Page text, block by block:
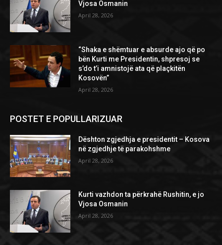
Vjosa Osmanin
April 28, 2026
“Shaka e shëmtuar e absurde ajo që po
bën Kurti me Presidentin, shpresoj se
s’do t’i amnistojë ata që plaçkitën
Kosovën”
April 28, 2026
POSTET E POPULLARIZUAR
Dështon zgjedhja e presidentit – Kosova
në zgjedhje të parakohshme
April 28, 2026
Kurti vazhdon ta përkrahë Rushitin, e jo
Vjosa Osmanin
April 28, 2026